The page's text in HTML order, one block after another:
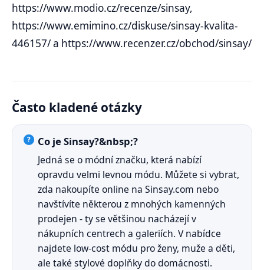
https://www.modio.cz/recenze/sinsay,
https://www.emimino.cz/diskuse/sinsay-kvalita-
446157/ a https://www.recenzer.cz/obchod/sinsay/
Často kladené otázky
Co je Sinsay?&nbsp;?
Jedná se o módní značku, která nabízí
opravdu velmi levnou módu. Můžete si vybrat,
zda nakoupíte online na Sinsay.com nebo
navštívíte některou z mnohých kamenných
prodejen - ty se většinou nacházejí v
nákupních centrech a galeriích. V nabídce
najdete low-cost módu pro ženy, muže a děti,
ale také stylové doplňky do domácnosti.